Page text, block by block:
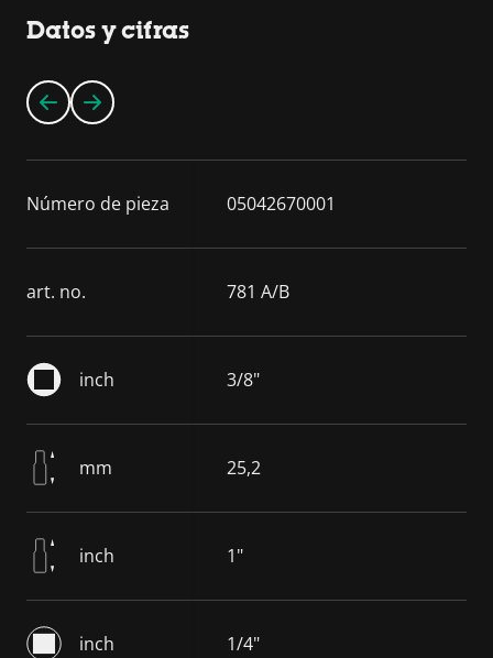
Datos y cifras
Número de pieza 05042670001
art. no. 781 A/B
inch 3/8"
mm 25,2
inch 1"
inch 1/4"